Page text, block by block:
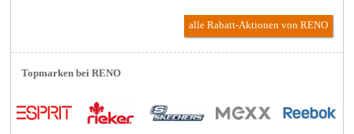
alle Rabatt-Aktionenvon RENO
Topmarken bei RENO